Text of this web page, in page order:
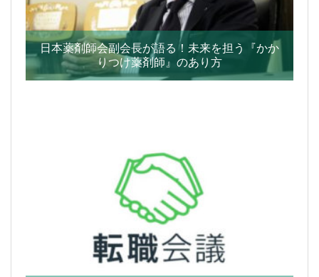
日本薬剤師会副会長が語る！未来を担う『かか
りつけ薬剤師』のあり方